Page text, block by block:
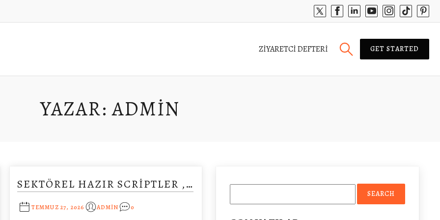
ZIYARETCI DEFTERI GET STARTED
YAZAR:ADMIN
SEKTÖREL HAZIR SCRIPTLER ,…
TEMMUZ 27, 2026 ADMIN 0